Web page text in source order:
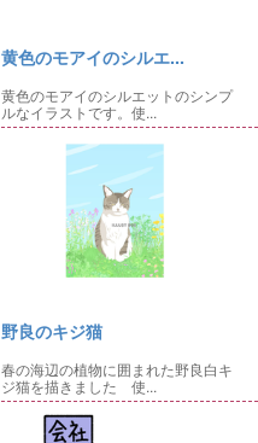
黄色のモアイのシルエ...
黄色のモアイのシルエットのシンプ
ルなイラストです。使...
野良のキジ猫
春の海辺の植物に囲まれた野良白キ
ジ猫を描きました 使...